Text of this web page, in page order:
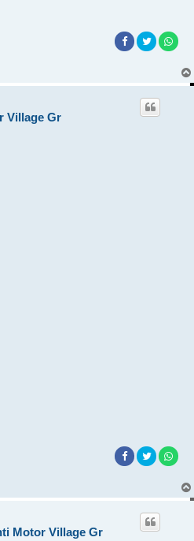
Village Gr
Motor Village Gr